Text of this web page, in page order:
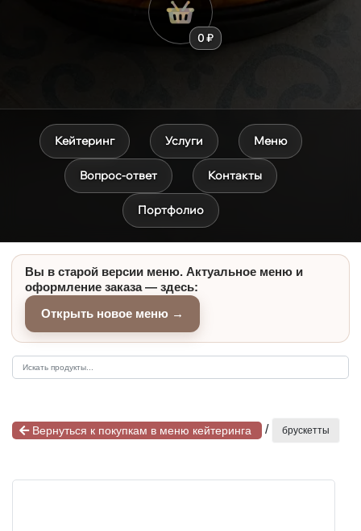
0 ₽
Кейтеринг Услуги Меню
Вопрос-ответ Контакты
Портфолио
Вы в старой версии меню. Актуальное меню и
оформление заказа — здесь:
Открыть новое меню →
Вернуться к покупкам в меню кейтеринга / брускетты